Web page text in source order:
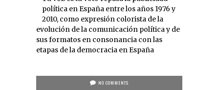
política en España entre los años 1976 y
2010, como expresión colorista de la
evolución de la comunicación política y de
sus formatos en consonancia con las
etapas de la democracia en España
NO COMMENTS